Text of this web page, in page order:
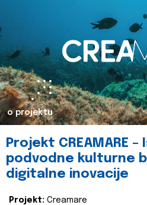
o projektu
Projekt CREAMARE
podvodne kulturne
digitalne inovacije
Projekt: Creamare